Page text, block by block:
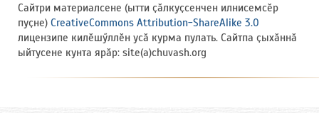
Сайтри материалсене (ытти ҫӑлкуҫсенчен илнисемсӗр
пуҫне) CreativeCommons Attribution-ShareAlike 3.0
лицензипе килӗшӳллӗн усӑ курма пулать. Сайтпа ҫыхӑннӑ
ыйтусене кунта ярӑр: site(a)chuvash.org